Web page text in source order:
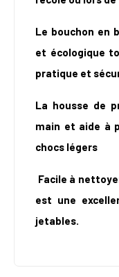
Le bouchon en
et écologique
pratique et
La housse de
main et aide à
chocs légers
Facile à
est une
jetables.